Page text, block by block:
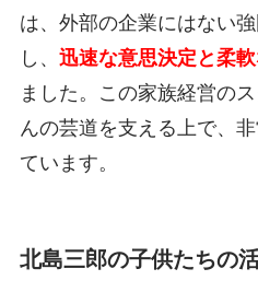
は、外部の企業にはない
し、 迅速な意思決定と柔
ました。この家族経営の
んの芸道を支える上で、
ています。
北島三郎の子供たちの